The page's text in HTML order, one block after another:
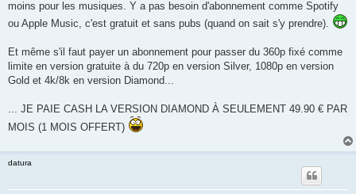
moins pour les musiques. Y a pas besoin d'abonnement comme Spotify
ou Apple Music, c'est gratuit et sans pubs (quand on sait s'y prendre).
Et même s'il faut payer un abonnement pour passer du 360p fixé comme
limite en version gratuite à du 720p en version Silver, 1080p en version
Gold et 4k/8k en version Diamond...
... JE PAIE CASH LA VERSION DIAMOND À SEULEMENT 49.90 € PAR
MOIS (1 MOIS OFFERT)
datura